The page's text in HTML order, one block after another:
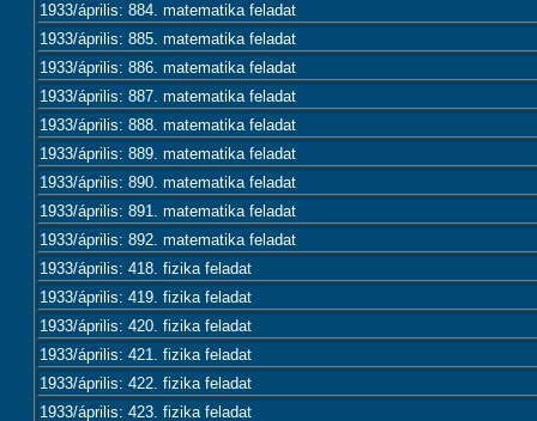
1933/április: 884. matematika feladat
1933/április: 885. matematika feladat
1933/április: 886. matematika feladat
1933/április: 887. matematika feladat
1933/április: 888. matematika feladat
1933/április: 889. matematika feladat
1933/április: 890. matematika feladat
1933/április: 891. matematika feladat
1933/április: 892. matematika feladat
1933/április: 418. fizika feladat
1933/április: 419. fizika feladat
1933/április: 420. fizika feladat
1933/április: 421. fizika feladat
1933/április: 422. fizika feladat
1933/április: 423. fizika feladat